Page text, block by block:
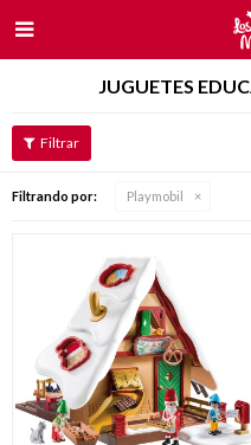

JUGUETES
Filtrando por: Playmobil